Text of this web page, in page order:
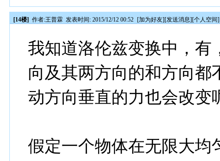
[14楼] 作者:王普霖 发表时间: 2015/12/12 00:52 [加为好友][发送消息][个人空间]
我知道洛伦兹变换中，有
向及其两方向的和方向都
动方向垂直的力也会改变
假定一个物体在无限大均